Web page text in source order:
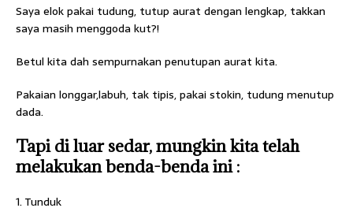
Saya elok pakai tudung, tutup aurat dengan lengkap, takkan
saya masih menggoda kut?!
Betul kita dah sempurnakan penutupan aurat kita.
Pakaian longgar,labuh, tak tipis, pakai stokin, tudung menutup
dada.
Tapi di luar sedar, mungkin kita telah
melakukan benda-benda ini :
1. Tunduk